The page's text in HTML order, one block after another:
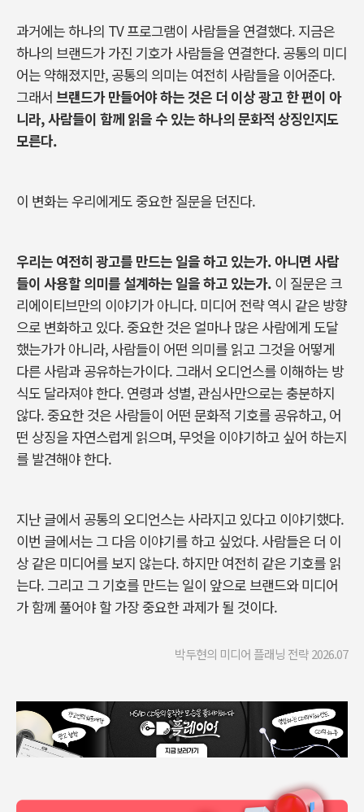
과거에는하나의 TV프로그램이 사람들을 연결했다. 지금은
하나의 브랜드가 가진 기호가 사람들을 연결한다. 공통의 미디
어는 약해졌지만, 공통의 의미는 여전히 사람들을 이어준다.
그래서 브랜드가 만들어야하는 것은 더 이상광고한편이 아
니라,사람들이 함께 읽을 수 있는하나의문화적 상징인지도
모른다.
이 변화는우리에게도중요한 질문을 던진다.
우리는 여전히 광고를 만드는 일을하고 있는가.아니면 사람
들이 사용할 의미를 설계하는 일을하고 있는가. 이 질문은 크
리에이티브만의 이야기가 아니다. 미디어 전략 역시 같은 방향
으로 변화하고 있다.중요한 것은 얼마나 많은 사람에게 도달
했는가가 아니라, 사람들이 어떤 의미를 읽고 그것을 어떻게
다른 사람과 공유하는가이다. 그래서 오디언스를 이해하는 방
식도 달라져야 한다. 연령과 성별, 관심사만으로는충분하지
않다.중요한 것은 사람들이 어떤 문화적 기호를 공유하고, 어
떤 상징을 자연스럽게 읽으며,무엇을 이야기하고 싶어 하는지
를 발견해야 한다.
지난 글에서 공통의 오디언스는 사라지고 있다고 이야기했다.
이번 글에서는 그 다음 이야기를하고 싶었다. 사람들은 더 이
상 같은 미디어를보지 않는다.하지만 여전히 같은 기호를 읽
는다. 그리고 그 기호를 만드는 일이 앞으로 브랜드와 미디어
가 함께 풀어야 할 가장중요한 과제가 될 것이다.
박두현의 미디어 플래닝 전략 2026.07